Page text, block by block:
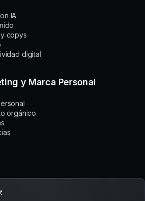
IA
copys
digital
y Marca Personal
orgánico